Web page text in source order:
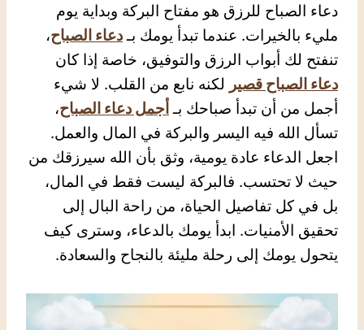
دعاء الصباح للرزق هو مفتاح البركة وبداية يوم
مليء بالخيرات. عندما تبدأ يومك بـدعاء الصباح،
تنفتح لك أبواب الرزق والتوفيق، خاصة إذا كان
دعاء الصباح قصير لكنه نابع من القلب. لا شيء
أجمل من أن تبدأ صباحك بـ أجمل دعاء الصباح،
تسأل الله فيه اليسر والبركة في المال والعمل.
اجعل الدعاء عادة يومية، وثق بأن الله سيرزقك من
حيث لا تحتسب. فالبركة ليست فقط في المال،
بل في كل تفاصيل الحياة، من راحة البال إلى
تحقيق الأمنيات. ابدأ يومك بالدعاء، وسترى كيف
يتحول يومك إلى رحلة مليئة بالنجاح والسعادة.